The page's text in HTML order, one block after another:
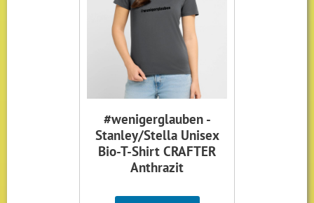
#wenigerglauben -
Stanley/Stella Unisex
Bio-T-Shirt CRAFTER
Anthrazit